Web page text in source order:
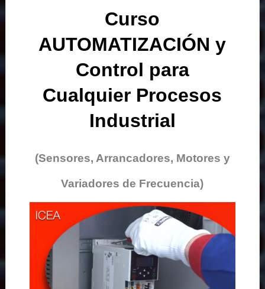
Curso
AUTOMATIZACIÓN y
Control para
Cualquier Procesos
Industrial
(Sensores, Arrancadores, Motores y
Variadores de Frecuencia)